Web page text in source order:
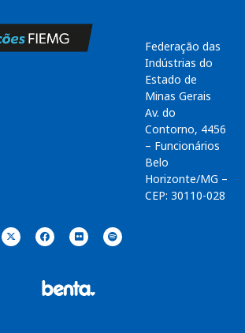
Federação das
Indústrias do
Estado de
Minas Gerais
Av. do
Contorno, 4456
– Funcionários
Belo
Horizonte/MG –
CEP: 30110-028